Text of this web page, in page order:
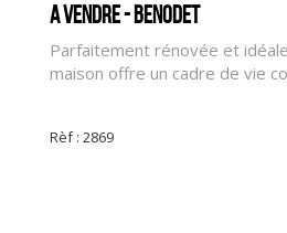
A vendre - BENODET
Parfaitement rénovée et
maison offre un cadre de vie
Rèf : 2869